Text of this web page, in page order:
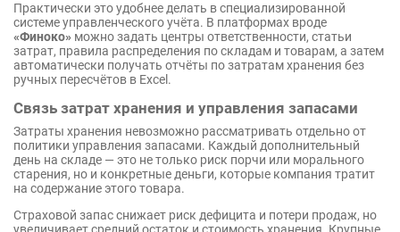
Практически это удобнее делать в специализированной
системе управленческого учёта. В платформах вроде
«Финоко» можно задать центры ответственности, статьи
затрат, правила распределения по складам и товарам, а затем
автоматически получать отчёты по затратам хранения без
ручных пересчётов в Excel.
Связь затрат хранения и управления запасами
Затраты хранения невозможно рассматривать отдельно от
политики управления запасами. Каждый дополнительный
день на складе — это не только риск порчи или морального
старения, но и конкретные деньги, которые компания тратит
на содержание этого товара.
Страховой запас снижает риск дефицита и потери продаж, но